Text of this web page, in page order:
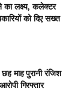
का लक्ष्य, कलेक्टर
को दिए सख्त
माह पुरानी रंजिश
गिरफ्तार